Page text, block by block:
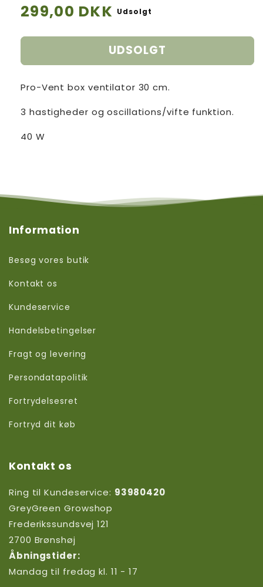
Normalpris
299,00 DKK Udsolgt
UDSOLGT
Pro-Vent box ventilator 30 cm.
3 hastigheder og oscillations/vifte funktion.
40 W
Information
Besøg vores butik
Kontakt os
Kundeservice
Handelsbetingelser
Fragt og levering
Persondatapolitik
Fortrydelsesret
Fortryd dit køb
Kontakt os
Ring til Kundeservice: 93980420
GreyGreen Growshop
Frederikssundsvej 121
2700 Brønshøj
Åbningstider:
Mandag til fredag kl. 11 - 17